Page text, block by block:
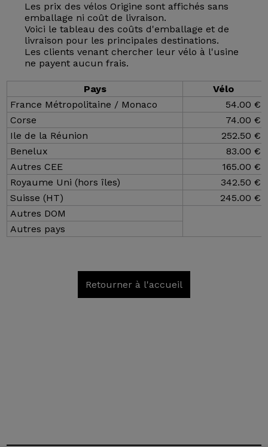
Les prix des vélos Origine sont affichés sans
emballage ni coût de livraison.
Voici le tableau des coûts d'emballage et de
livraison pour les principales destinations.
Les clients venant chercher leur vélo à l'usine
ne payent aucun frais.
Pays
Vélo
France Métropolitaine / Monaco
54.00 €
Corse
74.00 €
Ile de la Réunion
252.50 €
Benelux
83.00 €
Autres CEE
165.00 €
Royaume Uni (hors îles)
342.50 €
Suisse (HT)
245.00 €
Autres DOM
Autres pays
Retourner à l'accueil